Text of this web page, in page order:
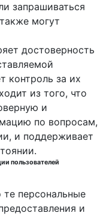
запрашиваться
могут
достоверность
контроль за их
из того, что
и
по вопросам,
и поддерживает
пользователей
те персональные
и